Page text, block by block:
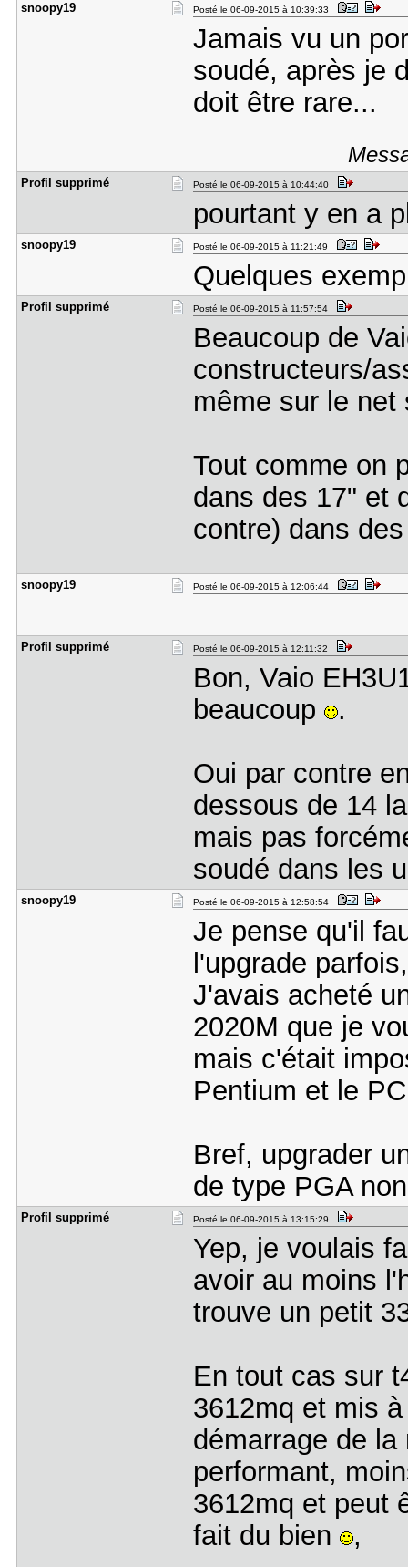
snoopy19 Posté le 06-09-2015 à 10:39:33
Jamais vu un
soudé, après je
doit être rare...
Profil sup​primé Posté le 06-09-2015 à 10:44:40
pourtant y en a
snoopy19 Posté le 06-09-2015 à 11:21:49
Quelques
Profil sup​primé Posté le 06-09-2015 à 11:57:54
Beaucoup de
constructeurs/
même sur le
Tout comme on
dans des 17" et
contre) dans
snoopy19 Posté le 06-09-2015 à 12:06:44
Profil sup​primé Posté le 06-09-2015 à 12:11:32
Bon, Vaio
beaucoup
.
Oui par contre
dessous de 14
mais pas
soudé dans les
snoopy19 Posté le 06-09-2015 à 12:58:54
Je pense qu'il
l'upgrade
J'avais acheté
2020M que je
mais c'était
Pentium et le
Bref, upgrader
de type PGA
Profil sup​primé Posté le 06-09-2015 à 13:15:29
Yep, je voulais
avoir au moins
trouve un petit
En tout cas sur
3612mq et mis
démarrage de
performant,
3612mq et peut
fait du bien
,